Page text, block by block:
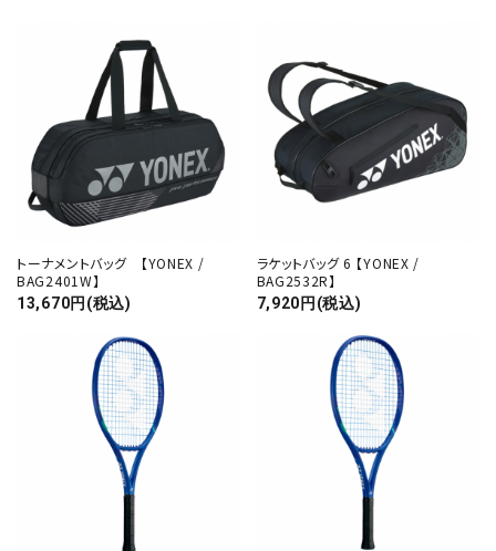
トーナメントバッグ 【YONEX /
BAG2401W】
13,670円(税込)
ラケットバッグ 6 【YONEX /
BAG2532R】
7,920円(税込)